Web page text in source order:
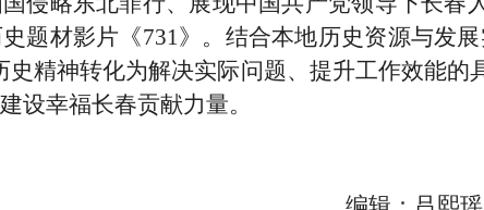
题材影片《731》。结合本地历史资源与发
史精神转化为解决实际问题、提升工作效能的
设幸福长春贡献力量。